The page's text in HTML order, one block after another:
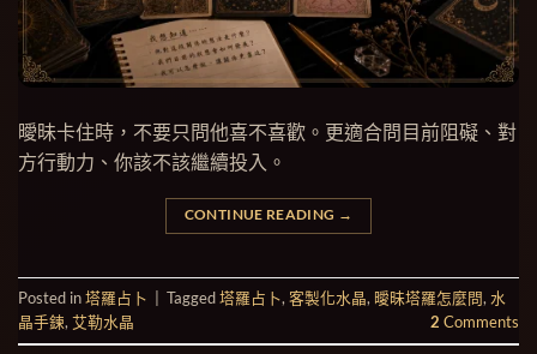
曖昧卡住時，不要只問他喜不喜歡。更適合問目前阻礙、對
方行動力、你該不該繼續投入。
CONTINUE READING →
Posted in塔羅占卜 Tagged塔羅占卜,客製化水晶, 曖昧塔羅怎麼問,水
晶手鍊,艾勒水晶 2 Comments